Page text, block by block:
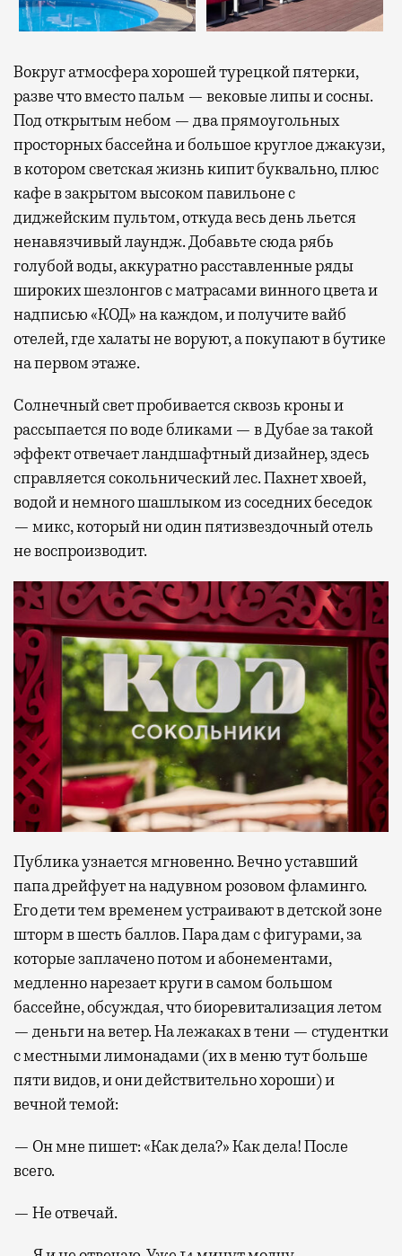
Вокруг атмосфера хорошей турецкой пятерки,
разве что вместо пальм — вековые липы и сосны.
Под открытым небом — два прямоугольных
просторных бассейна и большое круглое джакузи,
в котором светская жизнь кипит буквально, плюс
кафе в закрытом высоком павильоне с
диджейским пультом, откуда весь день льется
ненавязчивый лаундж. Добавьте сюда рябь
голубой воды, аккуратно расставленные ряды
широких шезлонгов с матрасами винного цвета и
надписью «КОД» на каждом, и получите вайб
отелей, где халаты не воруют, а покупают в бутике
на первом этаже.
Солнечный свет пробивается сквозь кроны и
рассыпается по воде бликами — в Дубае за такой
эффект отвечает ландшафтный дизайнер, здесь
справляется сокольнический лес. Пахнет хвоей,
водой и немного шашлыком из соседних беседок
— микс, который ни один пятизвездочный отель
не воспроизводит.
Публика узнается мгновенно. Вечно уставший
папа дрейфует на надувном розовом фламинго.
Его дети тем временем устраивают в детской зоне
шторм в шесть баллов. Пара дам с фигурами, за
которые заплачено потом и абонементами,
медленно нарезает круги в самом большом
бассейне, обсуждая, что биоревитализация летом
— деньги на ветер. На лежаках в тени — студентки
с местными лимонадами (их в меню тут больше
пяти видов, и они действительно хороши) и
вечной темой:
— Он мне пишет: «Как дела?» Как дела! После
всего.
— Не отвечай.